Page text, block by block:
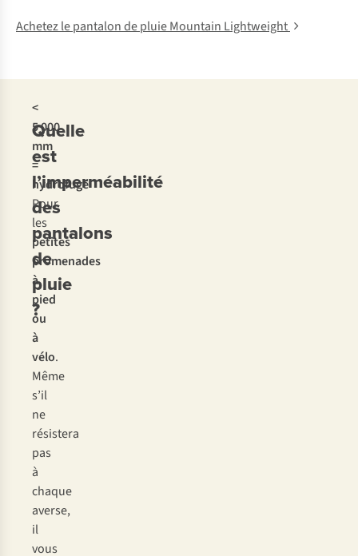
Achetez le pantalon de pluie Mountain Lightweight
Quelle
est
l’imperméabilité
des
pantalons
de
pluie
?
<
5 000
mm
=
hydrofuge
Pour
les
petites
promenades
à
pied
ou
à
vélo.
Même
s’il
ne
résistera
pas
à
chaque
averse,
il
vous